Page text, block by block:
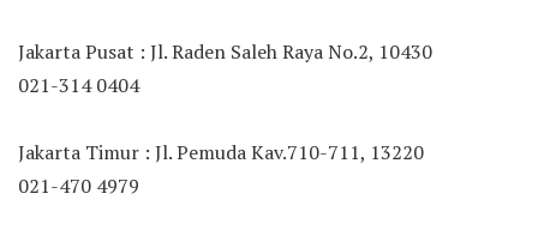
Jakarta Pusat : Jl. Raden Saleh Raya No.2, 10430
021-314 0404
Jakarta Timur : Jl. Pemuda Kav.710-711, 13220
021-470 4979